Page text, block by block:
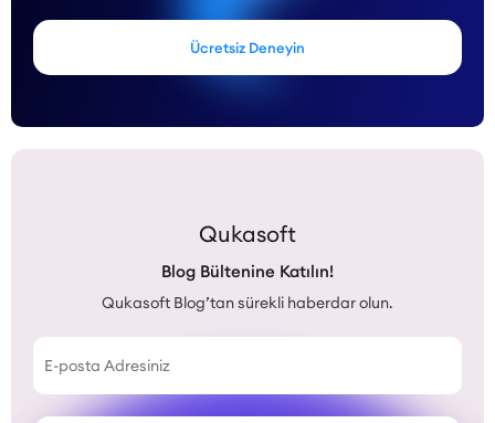
Ücretsiz Deneyin
Qukasoft
Blog Bültenine Katılın!
Qukasoft Blog’tan sürekli haberdar olun.